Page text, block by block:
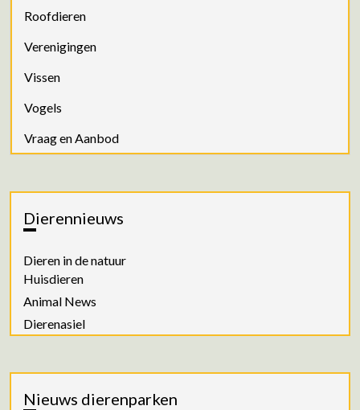
Roofdieren
Verenigingen
Vissen
Vogels
Vraag en Aanbod
Dierennieuws
Dieren in de natuur
Huisdieren
Animal News
Dierenasiel
Nieuws dierenparken